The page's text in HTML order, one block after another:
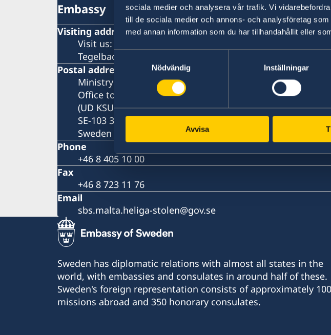
sociala medier och analysera vår trafik. Vi
till de sociala medier och annons- och analysföretag
med annan information som du har tillhandahållit eller
Samtyckesval
Nödvändig
Inställningar
Avvisa
Embassy
Visiting address
Visit us:
Tegelbacken 2, Stockholm
Postal address
Ministry for Foreign Affairs
Office to Support Small Missions Abroad
(UD KSU)
SE-103 39 Stockholm
Sweden
Phone
+46 8 405 10 00
Fax
+46 8 723 11 76
Email
sbs.malta.heliga-stolen@gov.se
Sweden has diplomatic relations with almost all states in the
world, with embassies and consulates in around half of these.
Sweden's foreign representation consists of approximately 100
missions abroad and 350 honorary consulates.